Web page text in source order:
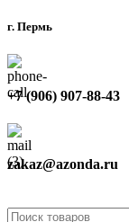
г. Пермь
+7 (906) 907-88-43
zakaz@azonda.ru